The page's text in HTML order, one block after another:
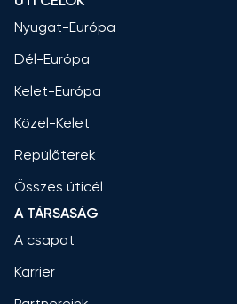
Nyugat-Európa
Dél-Európa
Kelet-Európa
Közel-Kelet
Repülőterek
Összes úticél
A TÁRSASÁG
A csapat
Karrier